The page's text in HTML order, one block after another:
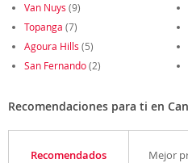
Van Nuys (9)
Topanga (7)
Agoura Hills (5)
San Fernando(2)
Recomendaciones para ti en
Recomendados Mejor